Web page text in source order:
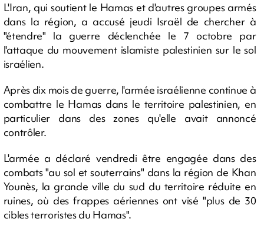
L'Iran, qui soutient le Hamas et d'autres groupes armés
dans la région, a accusé jeudi Israël de chercher à
"étendre" la guerre déclenchée le 7 octobre par
l'attaque du mouvement islamiste palestinien sur le sol
israélien.
Après dix mois de guerre, l'armée israélienne continue à
combattre le Hamas dans le territoire palestinien, en
particulier dans des zones qu'elle avait annoncé
contrôler.
L'armée a déclaré vendredi être engagée dans des
combats "au sol et souterrains" dans la région de Khan
Younès, la grande ville du sud du territoire réduite en
ruines, où des frappes aériennes ont visé "plus de 30
cibles terroristes du Hamas".